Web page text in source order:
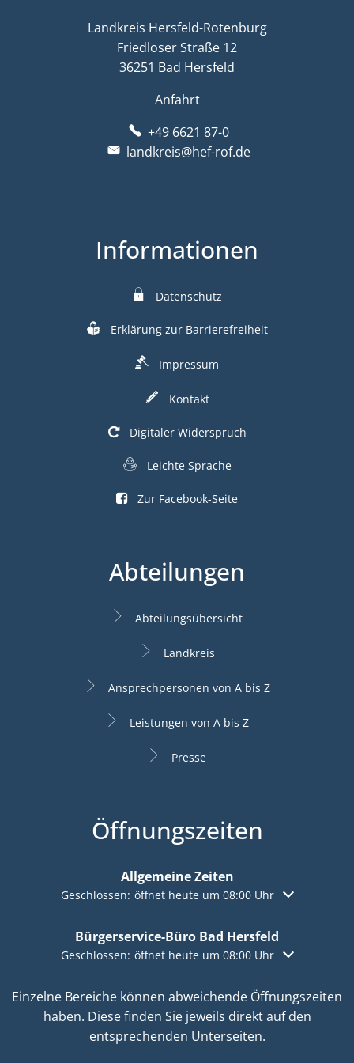
Landkreis Hersfeld-Rotenburg
Friedloser Straße 12
36251 Bad Hersfeld
Anfahrt
+49 6621 87-0
landkreis@hef-rof.de
Informationen
Datenschutz
Erklärung zur Barrierefreiheit
Impressum
Kontakt
Digitaler Widerspruch
Leichte Sprache
Zur Facebook-Seite
Abteilungen
Abteilungsübersicht
Landkreis
Ansprechpersonen von A bis Z
Leistungen von A bis Z
Presse
Öffnungszeiten
Allgemeine Zeiten
Klicken, um weitere Öffnungs- oder Schließzeiten
Geschlossen: öffnet heute um 08:00 Uhr
Bürgerservice-Büro Bad Hersfeld
Klicken, um weitere Öffnungs- oder Schließzeiten
Geschlossen: öffnet heute um 08:00 Uhr
Einzelne Bereiche können abweichende Öffnungszeiten
haben. Diese finden Sie jeweils direkt auf den
entsprechenden Unterseiten.